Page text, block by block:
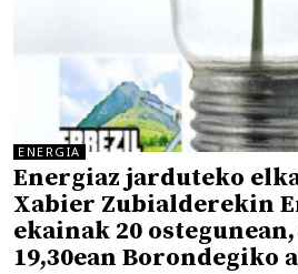
ENERGIA
Energiaz jarduteko
Xabier Zubialderekin
ekainak 20
19,30ean Borondegiko